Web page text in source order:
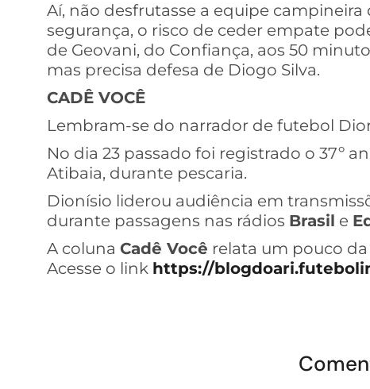
Aí, não desfrutasse a equipe
segurança, o risco de ceder empate
de Geovani, do Confiança, aos 50
mas precisa defesa de Diogo Silva.
CADÊ VOCÊ
Lembram-se do narrador de futebol
No dia 23 passado foi registrado o 37º
Atibaia, durante pescaria.
Dionísio liderou audiência em
durante passagens nas rádios Brasil e
A coluna Cadê Você relata um pouco
Acesse o link https://